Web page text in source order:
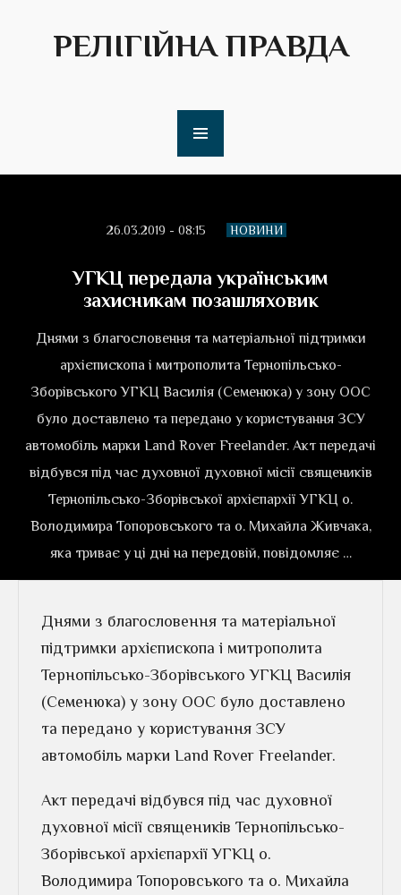
РЕЛІГІЙНА ПРАВДА
26.03.2019 - 08:15 НОВИНИ
УГКЦ передала українським
захисникам позашляховик
Днями з благословення та матеріальної підтримки
архієпископа і митрополита Тернопільсько-
Зборівського УГКЦ Василія (Семенюка) у зону ООС
було доставлено та передано у користування ЗСУ
автомобіль марки Land Rover Freelander. Акт передачі
відбувся під час духовної духовної місії священиків
Тернопільсько-Зборівської архієпархії УГКЦ о.
Володимира Топоровського та о. Михайла Живчака,
яка триває у ці дні на передовій, повідомляє …
Днями з благословення та матеріальної
підтримки архієпископа і митрополита
Тернопільсько-Зборівського УГКЦ Василія
(Семенюка) у зону ООС було доставлено
та передано у користування ЗСУ
автомобіль марки Land Rover Freelander.
Акт передачі відбувся під час духовної
духовної місії священиків Тернопільсько-
Зборівської архієпархії УГКЦ о.
Володимира Топоровського та о. Михайла